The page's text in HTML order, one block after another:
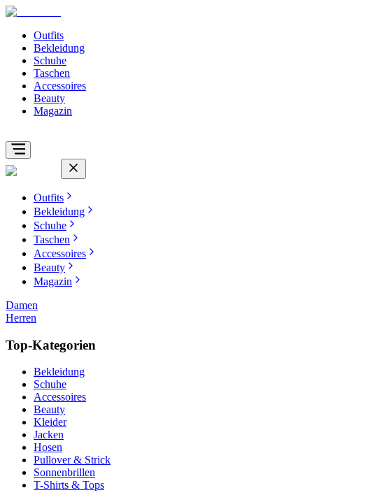
Outfits
Bekleidung
Schuhe
Taschen
Accessoires
Beauty
Magazin
Outfits
Bekleidung
Schuhe
Taschen
Accessoires
Beauty
Magazin
Damen
Herren
Top-Kategorien
Bekleidung
Schuhe
Accessoires
Beauty
Kleider
Jacken
Hosen
Pullover & Strick
Sonnenbrillen
T-Shirts & Tops